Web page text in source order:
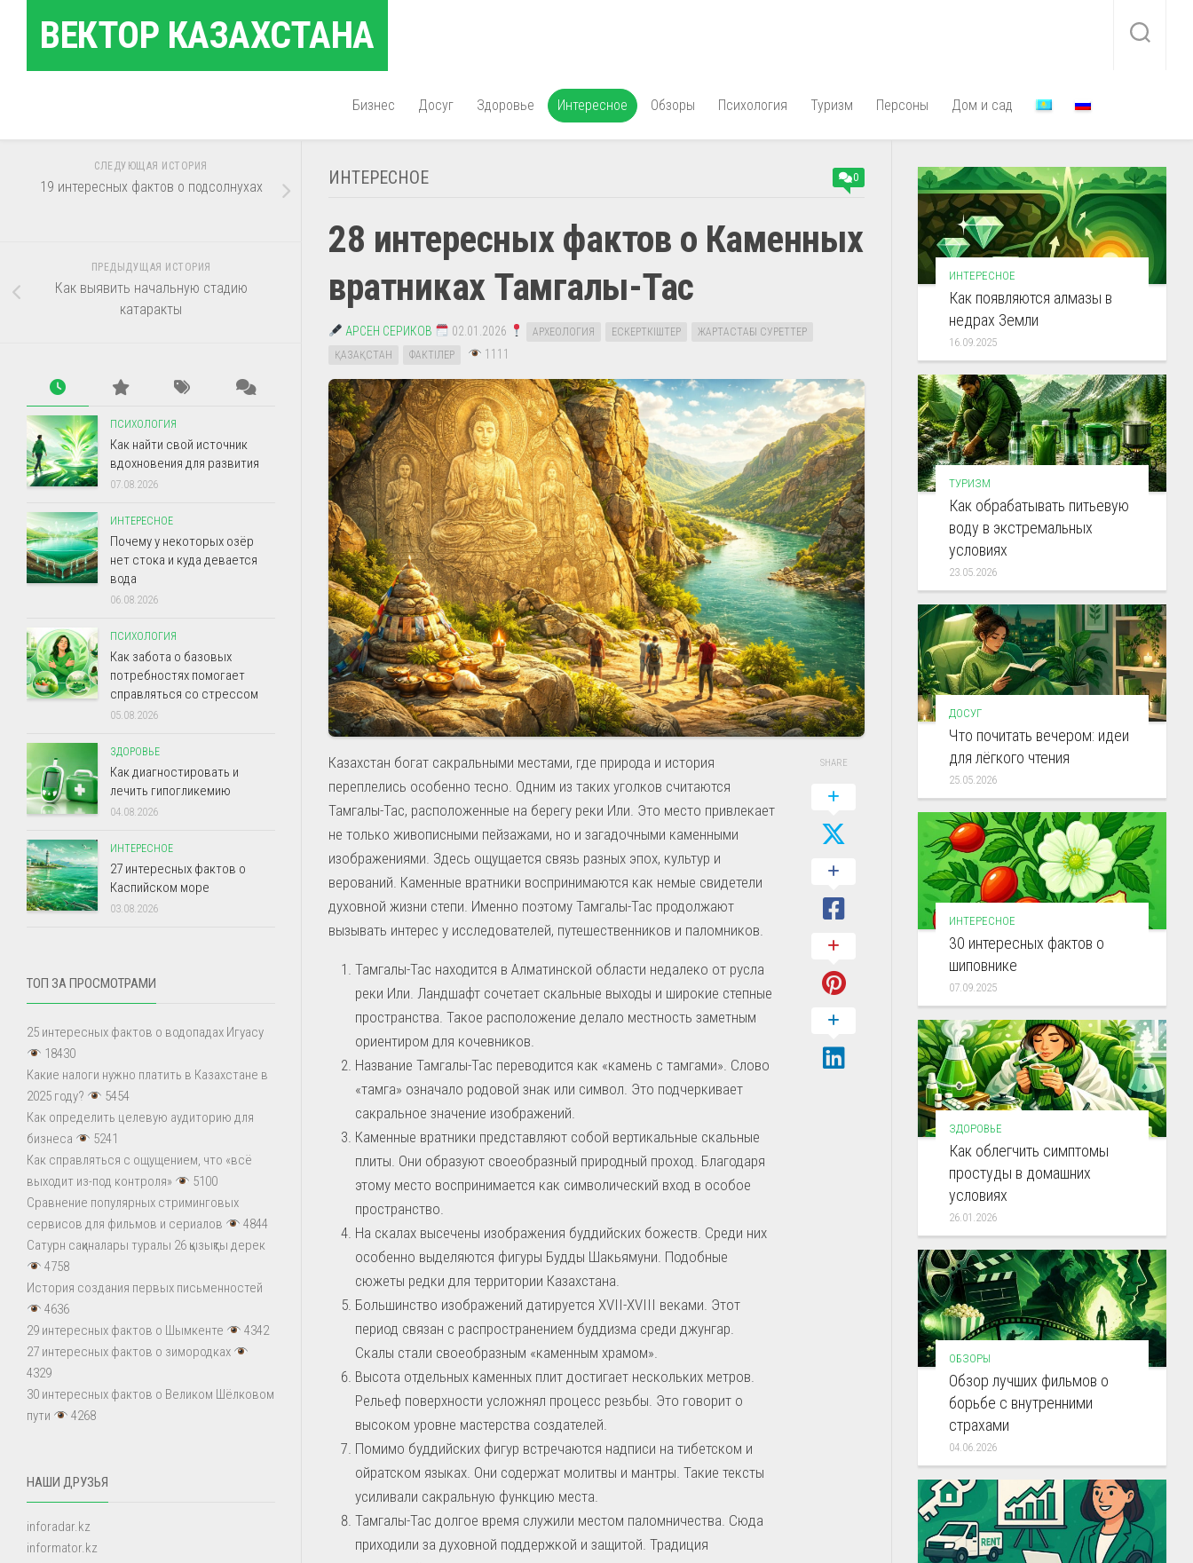
содержаниюВЕКТОР КАЗАХСТАНА
Бизнес Досуг Здоровье Интересное Обзоры Психология Туризм Персоны Дом и сад
ИНТЕРЕСНОЕ 0
28 интересных фактов о Каменных
вратниках Тамгалы-Тас
АРСЕН СЕРИКОВ 02.01.2026 АРХЕОЛОГИЯ ЕСКЕРТКІШТЕР
ЖАРТАСТАҒЫ СУРЕТТЕР
ҚАЗАҚСТАН
ФАКТІЛЕР 1111
Казахстан богат сакральными местами, где природа и история
переплелись особенно тесно. Одним из таких уголков считаются
Тамгалы-Тас, расположенные на берегу реки Или. Это место привлекает
не только живописными пейзажами, но и загадочными каменными
изображениями. Здесь ощущается связь разных эпох, культур и
верований. Каменные вратники воспринимаются как немые свидетели
духовной жизни степи. Именно поэтому Тамгалы-Тас продолжают
вызывать интерес у исследователей, путешественников и паломников.
Тамгалы-Тас находится в Алматинской области недалеко от русла
реки Или. Ландшафт сочетает скальные выходы и широкие степные
пространства. Такое расположение делало местность заметным
ориентиром для кочевников.
Название Тамгалы-Тас переводится как «камень с тамгами». Слово
«тамга» означало родовой знак или символ. Это подчеркивает
сакральное значение изображений.
Каменные вратники представляют собой вертикальные скальные
плиты. Они образуют своеобразный природный проход. Благодаря
этому место воспринимается как символический вход в особое
пространство.
На скалах высечены изображения буддийских божеств. Среди них
особенно выделяются фигуры Будды Шакьямуни. Подобные
сюжеты редки для территории Казахстана.
Большинство изображений датируется XVII-XVIII веками. Этот
период связан с распространением буддизма среди джунгар.
Скалы стали своеобразным «каменным храмом».
Высота отдельных каменных плит достигает нескольких метров.
Рельеф поверхности усложнял процесс резьбы. Это говорит о
высоком уровне мастерства создателей.
Помимо буддийских фигур встречаются надписи на тибетском и
ойратском языках. Они содержат молитвы и мантры. Такие тексты
усиливали сакральную функцию места.
Тамгалы-Тас долгое время служили местом паломничества. Сюда
приходили за духовной поддержкой и защитой. Традиция
SHARE
СЛЕДУЮЩАЯ ИСТОРИЯ
19 интересных фактов о подсолнухах
ПРЕДЫДУЩАЯ ИСТОРИЯ
Как выявить начальную стадию
катаракты
ПСИХОЛОГИЯ
Как найти свой источник
вдохновения для развития
07.08.2026
ИНТЕРЕСНОЕ
Почему у некоторых озёр
нет стока и куда девается
вода
06.08.2026
ПСИХОЛОГИЯ
Как забота о базовых
потребностях помогает
справляться со стрессом
05.08.2026
ЗДОРОВЬЕ
Как диагностировать и
лечить гипогликемию
04.08.2026
ИНТЕРЕСНОЕ
27 интересных фактов о
Каспийском море
03.08.2026
ТОП ЗА ПРОСМОТРАМИ
25 интересных фактов о водопадах Игуасу
18430
Какие налоги нужно платить в Казахстане в
2025 году?
5454
Как определить целевую аудиторию для
бизнеса
5241
Как справляться с ощущением, что «всё
выходит из-под контроля»
5100
Сравнение популярных стриминговых
сервисов для фильмов и сериалов
4844
Сатурн сақиналары туралы 26 қызықты дерек
4758
История создания первых письменностей
4636
29 интересных фактов о Шымкенте
4342
27 интересных фактов о зимородках
4329
30 интересных фактов о Великом Шёлковом
пути
4268
НАШИ ДРУЗЬЯ
inforadar.kz
informator.kz
ИНТЕРЕСНОЕ
Как появляются алмазы в
недрах Земли
16.09.2025
ТУРИЗМ
Как обрабатывать питьевую
воду в экстремальных
условиях
23.05.2026
ДОСУГ
Что почитать вечером: идеи
для лёгкого чтения
25.05.2026
ИНТЕРЕСНОЕ
30 интересных фактов о
шиповнике
07.09.2025
ЗДОРОВЬЕ
Как облегчить симптомы
простуды в домашних
условиях
26.01.2026
ОБЗОРЫ
Обзор лучших фильмов о
борьбе с внутренними
страхами
04.06.2026